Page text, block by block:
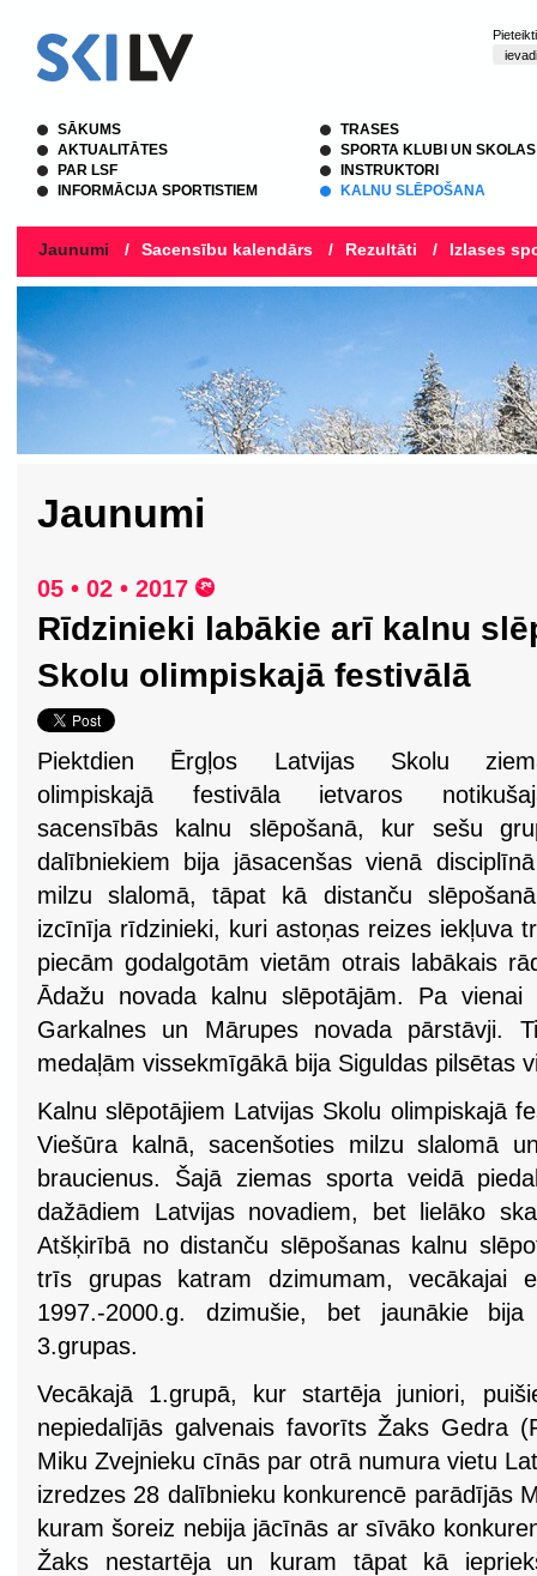
SĀKUMS
AKTUALITĀTES
PAR LSF
INFORMĀCIJA SPORTISTIEM
TRASES
SPORTA KLUBI UN SKOLAS
INSTRUKTORI
KALNU SLĒPOŠANA
Jaunumi / Sacensību kalendārs / Rezultāti / Izlases
Jaunumi
05 • 02 • 2017
Rīdzinieki labākie arī kalnu
Skolu olimpiskajā festivālā
Piektdien Ērgļos Latvijas Skolu
olimpiskajā festivāla ietvaros
sacensībās kalnu slēpošanā, kur sešu
dalībniekiem bija jāsacenšas vienā
milzu slalomā, tāpat kā distanču
izcīnīja rīdzinieki, kuri astoņas reizes iekļuva
piecām godalgotām vietām otrais labākais
Ādažu novada kalnu slēpotājām. Pa
Garkalnes un Mārupes novada pārstāvji.
medaļām vissekmīgākā bija Siguldas pilsētas
Kalnu slēpotājiem Latvijas Skolu olimpiskajā
Viešūra kalnā, sacenšoties milzu slalomā
braucienus. Šajā ziemas sporta veidā
dažādiem Latvijas novadiem, bet lielāko
Atšķirībā no distanču slēpošanas kalnu
trīs grupas katram dzimumam, vecākajai
1997.-2000.g. dzimušie, bet jaunākie
3.grupas.
Vecākajā 1.grupā, kur startēja juniori,
nepiedalījās galvenais favorīts Žaks Gedra
Miku Zvejnieku cīnās par otrā numura vietu
izredzes 28 dalībnieku konkurencē parādījās
kuram šoreiz nebija jācīnās ar sīvāko
Žaks nestartēja un kuram tāpat kā